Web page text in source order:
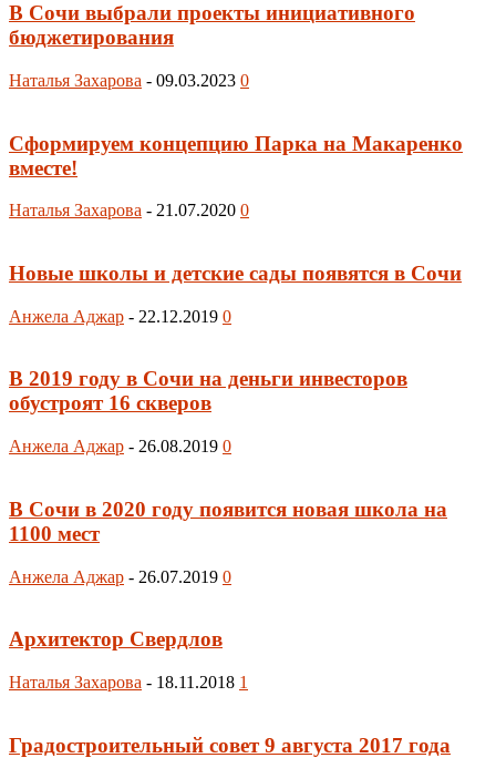
В Сочи выбрали проекты инициативного
бюджетирования
Наталья Захарова - 09.03.2023 0
Сформируем концепцию Парка на Макаренко
вместе!
Наталья Захарова - 21.07.2020 0
Новые школы и детские сады появятся в Сочи
Анжела Аджар - 22.12.2019 0
В 2019 году в Сочи на деньги инвесторов
обустроят 16 скверов
Анжела Аджар - 26.08.2019 0
В Сочи в 2020 году появится новая школа на
1100 мест
Анжела Аджар - 26.07.2019 0
Архитектор Свердлов
Наталья Захарова - 18.11.2018 1
Градостроительный совет 9 августа 2017 года